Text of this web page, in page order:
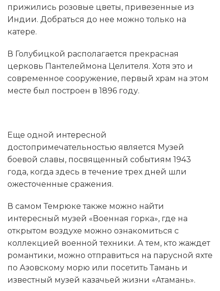
прижились розовые цветы, привезенные из
Индии. Добраться до нее можно только на
катере.
В Голубицкой располагается прекрасная
церковь Пантелеймона Целителя. Хотя это и
современное сооружение, первый храм на этом
месте был построен в 1896 году.
Еще одной интересной
достопримечательностью является Музей
боевой славы, посвященный событиям 1943
года, когда здесь в течение трех дней шли
ожесточенные сражения.
В самом Темрюке также можно найти
интересный музей «Военная горка», где на
открытом воздухе можно ознакомиться с
коллекцией военной техники. А тем, кто жаждет
романтики, можно отправиться на парусной яхте
по Азовскому морю или посетить Тамань и
известный музей казачьей жизни «Атамань».